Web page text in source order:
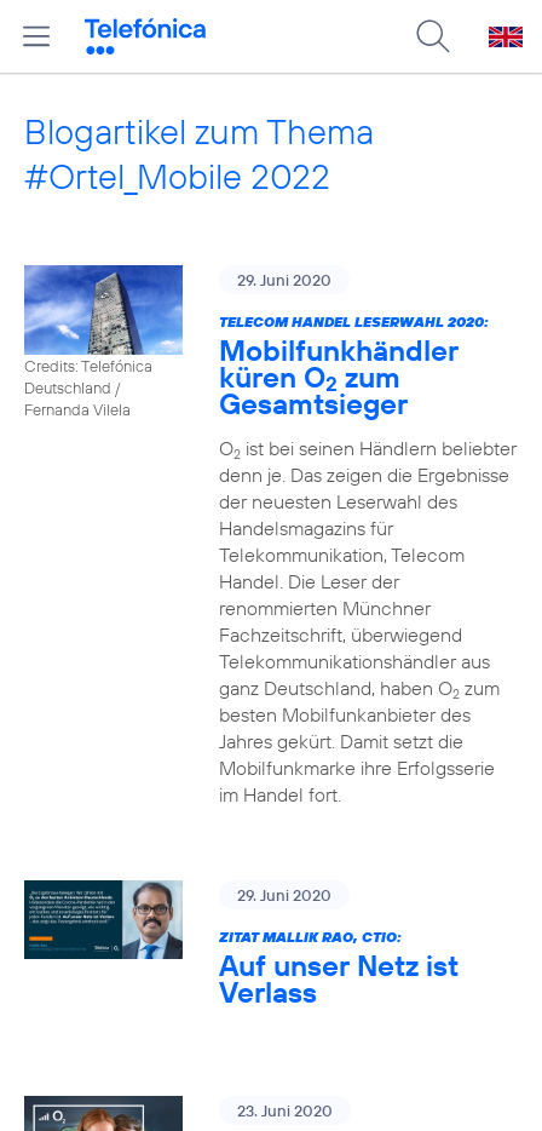
Blogartikel zum Thema
#Ortel_Mobile 2022
Credits: Telefónica
Deutschland /
Fernanda Vilela
29. Juni 2020
TELECOM HANDEL LESERWAHL 2020:
Mobilfunkhändler
küren O2 zum
Gesamtsieger
O2ist bei seinen Händlern beliebter
denn je. Das zeigen die Ergebnisse
der neuesten Leserwahl des
Handelsmagazins für
Telekommunikation, Telecom
Handel. Die Leser der
renommierten Münchner
Fachzeitschrift, überwiegend
Telekommunikationshändler aus
ganz Deutschland, haben O2zum
besten Mobilfunkanbieter des
Jahres gekürt. Damit setzt die
Mobilfunkmarke ihre Erfolgsserie
im Handel fort.
29. Juni 2020
ZITAT MALLIK RAO, CTIO:
Auf unser Netz ist
Verlass
23. Juni 2020